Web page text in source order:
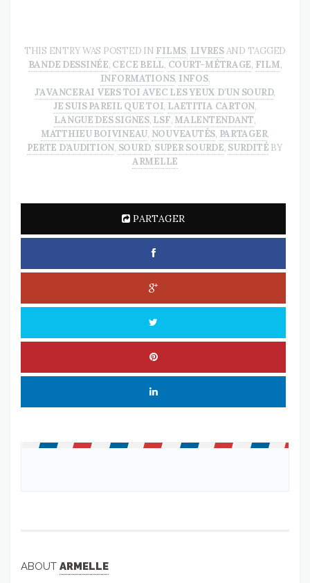
THIS ENTRY WAS POSTED IN FILMS, LIVRESAND TAGGED
BANDE DESSINÉE, CECE BELL, COURT-MÉTRAGE, FILM,
INFORMATIONS, INFOS,
J'AVANCERAI VERS TOI AVEC LES YEUX D'UN SOURD,
JE SUIS PAREIL QUE TOI, LAETITIA CARTON,
LANGUE DES SIGNES, LSF, MALENTENDANT,
MATTHIEU BOIVINEAU, NOUVEAUTÉS, PARTAGER,
PERTE D’AUDITION, SOURD, SUPER SOURDE, SURDITÉ BY
ARMELLE
PARTAGER
ABOUT ARMELLE